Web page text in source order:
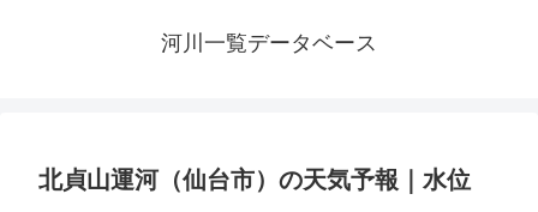
河川一覧データベース
北貞山運河（仙台市）の天気予報｜水位